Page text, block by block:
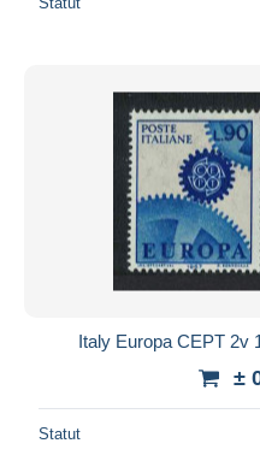
Italy Europa CEPT 2v
±
Statut